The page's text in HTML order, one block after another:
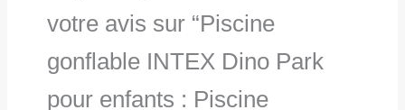
votre avis sur “Piscine
gonflable INTEX Dino Park
pour enfants : Piscine